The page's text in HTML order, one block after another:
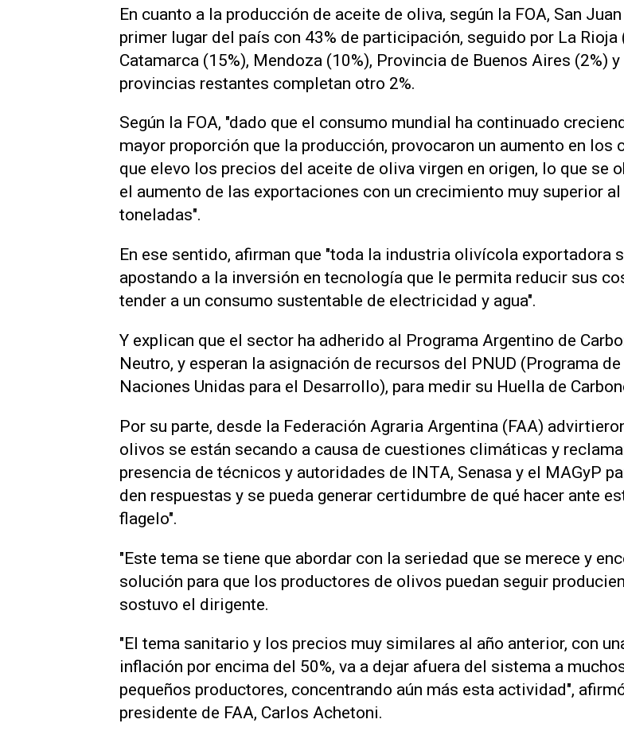
En cuanto a la producción de aceite de oliva, según la FOA, San
primer lugar del país con 43% de participación, seguido por La Rioja
Catamarca (15%), Mendoza (10%), Provincia de Buenos Aires (2%)
provincias restantes completan otro 2%.
Según la FOA, "dado que el consumo mundial ha continuado
mayor proporción que la producción, provocaron un aumento en los
que elevo los precios del aceite de oliva virgen en origen, lo que se
el aumento de las exportaciones con un crecimiento muy superior al
toneladas".
En ese sentido, afirman que "toda la industria olivícola exportadora
apostando a la inversión en tecnología que le permita reducir sus
tender a un consumo sustentable de electricidad y agua".
Y explican que el sector ha adherido al Programa Argentino de
Neutro, y esperan la asignación de recursos del PNUD (Programa
Naciones Unidas para el Desarrollo), para medir su Huella de
Por su parte, desde la Federación Agraria Argentina (FAA)
olivos se están secando a causa de cuestiones climáticas y
presencia de técnicos y autoridades de INTA, Senasa y el MAGyP
den respuestas y se pueda generar certidumbre de qué hacer ante
flagelo".
"Este tema se tiene que abordar con la seriedad que se merece y
solución para que los productores de olivos puedan seguir
sostuvo el dirigente.
"El tema sanitario y los precios muy similares al año anterior, con
inflación por encima del 50%, va a dejar afuera del sistema a
pequeños productores, concentrando aún más esta actividad",
presidente de FAA, Carlos Achetoni.